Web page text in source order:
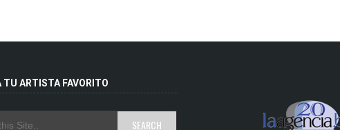
TU ARTISTA FAVORITO